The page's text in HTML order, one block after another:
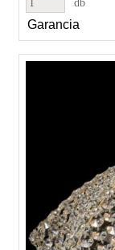
db
Garancia